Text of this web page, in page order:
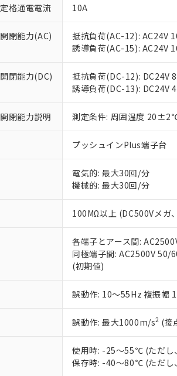
定格通電電流 10A
開閉能力(AC)
抵抗負荷(AC-12): AC24V
誘導負荷(AC-15): AC24V
開閉能力(DC)
抵抗負荷(DC-12): DC24V
誘導負荷(DC-13): DC24V
開閉能力説明 測定条件: 周囲温度
プッシュインPlus端子台
電気的: 最大30回/分
機械的: 最大30回/分
100MΩ以上 (DC500Vメガ
各端子とアース間:
同極端子間: AC2500V
(初期値)
誤動作: 10～55Hz 複振幅
誤動作: 最大1000m/s2 (接
使用時: -25～55℃ (ただし
保存時: -40～80℃ (ただし
当社制御機器事
在庫状況および
のであり、閲覧
い。
正式な納期状況
当社販売員にご
オムロン制御機
在庫状況および
す。
マイパーツ機能
ている必要があり
が、当社の製品・
さい。
※当社の共同利用
いる法人を指しま
*EU RoHS指令（10物質）：
鉛(Pb) 1000ppm以下、 水銀
六価クロム(Cr(Ⅵ)) 1000ppm
フタル酸ビス(2-エチルヘキシ
ル（DBP） 1000ppm以下、
但し、RoHS指令で産業用監
※2 対応予定月
部品在庫の切り替え状
※3 非含有証明書ダ
下記の非含有証明書を
EU RoHS指令（10物
51物質の非含有証明書
※本証明書は発行日時
また、RoHS指令のフ
混在することから備考
既に当社にて対応品へ
り割愛しております。
「－」：未確認です。
*中国RoHS10物質の基準値
Pb(鉛) :1000ppm、 Hg(水銀)
Cr(Ⅵ)(六価クロム) : 1000ppm
DBP(フタル酸ジブチル) :
DEHP(フタル酸ビス(2-エチ
※2 環境保護使用期
「ｅ」：有害物質（10
「10」：通常の使用状
味します。
「－」：未確認です。
などの必要な手
当社は規制貨物
ます。
置等に一切使用
当社は、貴社製
また当社は、販売
たしません。
記
号
説明
○ 一定数以上
△ 一定数には
－
在庫なし(最
機器販売店
空
白
受注生産機